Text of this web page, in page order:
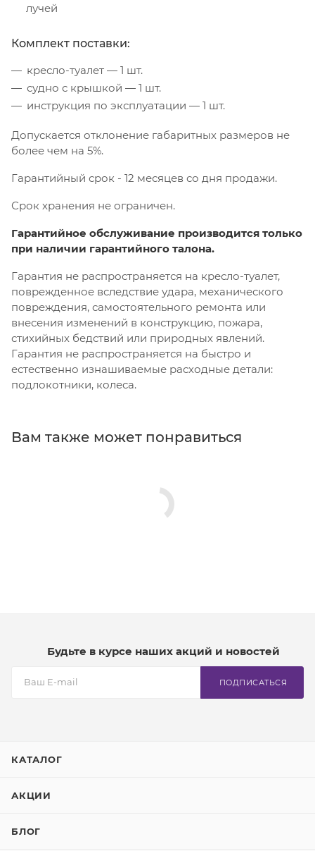
лучей
Комплект поставки:
кресло-туалет — 1 шт.
судно с крышкой — 1 шт.
инструкция по эксплуатации — 1 шт.
Допускается отклонение габаритных размеров не
более чем на 5%.
Гарантийный срок - 12 месяцев со дня продажи.
Срок хранения не ограничен.
Гарантийное обслуживание производится только
при наличии гарантийного талона.
Гарантия не распространяется на кресло-туалет,
поврежденное вследствие удара, механического
повреждения, самостоятельного ремонта или
внесения изменений в конструкцию, пожара,
стихийных бедствий или природных явлений.
Гарантия не распространяется на быстро и
естественно изнашиваемые расходные детали:
подлокотники, колеса.
Вам также может понравиться
Будьте в курсе наших акций и новостей
ПОДПИСАТЬСЯ
КАТАЛОГ
АКЦИИ
БЛОГ